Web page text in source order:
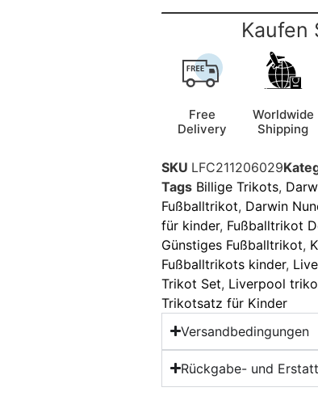
Kaufen
Free
Delivery
Worldwide
Shipping
SKU LFC211206029
Tags Billige Trikots,
Fußballtrikot, Darwin
für kinder, Fußballtrikot
Günstiges Fußballtrikot,
Fußballtrikots kinder,
Trikot Set, Liverpool
Trikotsatz für Kinder
Versandbedingungen
Rückgabe- und